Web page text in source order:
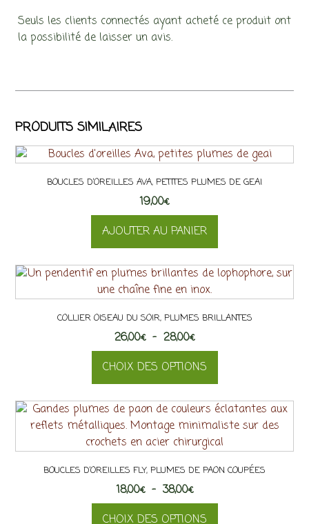
Seuls les clients connectés ayant acheté ce produit ont
la possibilité de laisser un avis.
PRODUITS SIMILAIRES
BOUCLES D’OREILLES AVA, PETITES PLUMES DE GEAI
19,00€
AJOUTER AU PANIER
COLLIER OISEAU DU SOIR, PLUMES BRILLANTES
26,00€ – 28,00€Plage
de
prix :
26,00€
à
28,00€
CHOIX DES OPTIONS
produit
a
plusieurs
Les
options
peuvent
BOUCLES D’OREILLES FLY, PLUMES DE PAON COUPÉES
18,00€ – 38,00€Plage
de
prix :
CHOIX DES OPTIONS